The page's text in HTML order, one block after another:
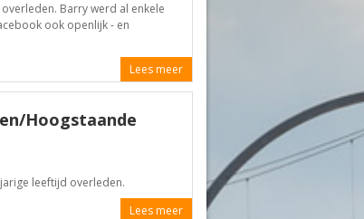
Barry werd al enkele
ook openlijk - en
Lees meer
Hoogstaande
leeftijd overleden.
Lees meer